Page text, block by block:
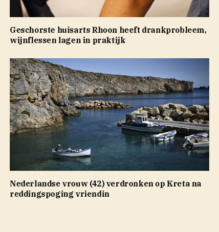
Geschorste huisarts Rhoon heeft drankprobleem,
wijnflessen lagen in praktijk
Nederlandse vrouw (42) verdronken op Kreta na
reddingspoging vriendin